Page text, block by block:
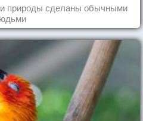
природы сделаны обычными